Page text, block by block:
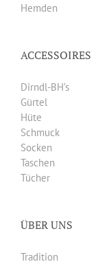
Hemden
ACCESSOIRES
Dirndl-BH’s
Gürtel
Hüte
Schmuck
Socken
Taschen
Tücher
ÜBER UNS
Tradition